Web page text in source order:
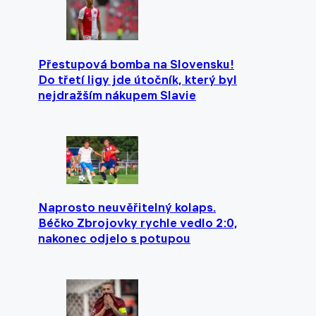
Přestupová bomba na Slovensku!
Do třetí ligy jde útočník, který byl
nejdražším nákupem Slavie
Naprosto neuvěřitelný kolaps.
Béčko Zbrojovky rychle vedlo 2:0,
nakonec odjelo s potupou